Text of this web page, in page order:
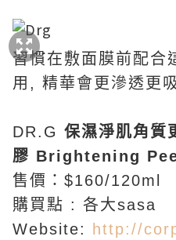
習慣在敷面膜前配
用, 精華會更滲透更
DR.G 保濕淨肌角質
膠 Brightening
售價：$160/120ml
購買點 : 各大sasa
Website:
http://